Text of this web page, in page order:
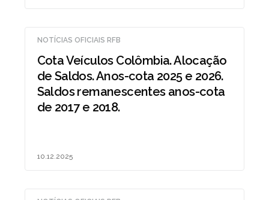
NOTÍCIAS OFICIAIS RFB
Cota Veículos Colômbia. Alocação
de Saldos. Anos-cota 2025 e 2026.
Saldos remanescentes anos-cota
de 2017 e 2018.
10.12.2025